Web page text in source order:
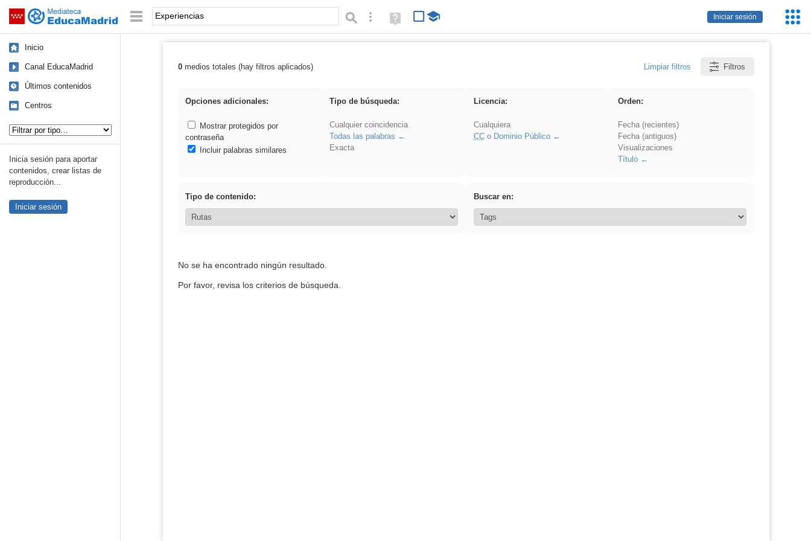
Saltar navegación
Iniciar sesión
Palabra o frase: Búsqueda avanzada
Ayuda
(en
Inicio
Canal EducaMadrid
Últimos contenidos
Centros
Inicia sesión para aportar
contenidos, crear listas de
reproducción...
Iniciar sesión
Resultados de: Experiencias
0medios totales (hay filtros aplicados) Limpiar filtros Filtros
Opciones adicionales:
Mostrar protegidos por
contraseña
Incluir palabras similares
Tipo de búsqueda:
Cualquier coincidencia
Todas las palabras
Exacta
Licencia:
Cualquiera
CCo Dominio Público
Orden:
Fecha (recientes)
Fecha (antiguos)
Visualizaciones
Título
Tipo de contenido: Buscar en:
No se ha encontrado ningún resultado.
Por favor, revisa los criterios de búsqueda.